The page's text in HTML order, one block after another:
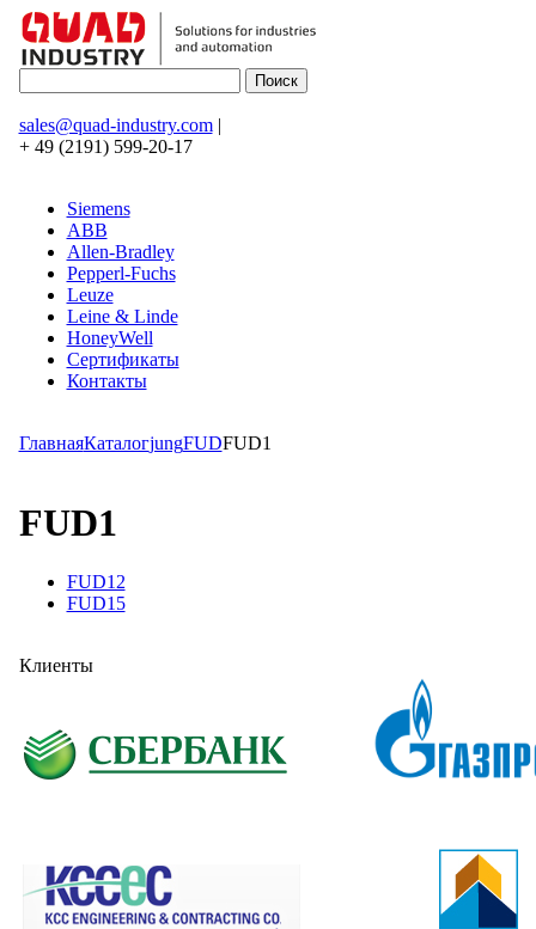
sales@quad-industry.com|
+ 49 (2191) 599-20-17
Siemens
ABB
Allen-Bradley
Pepperl-Fuchs
Leuze
Leine & Linde
HoneyWell
Сертификаты
Контакты
ГлавнаяКаталогjungFUDFUD1
FUD1
FUD12
FUD15
Клиенты